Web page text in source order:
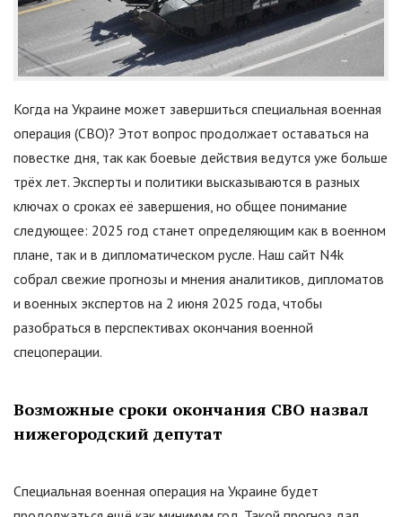
Когда на Украине может завершиться специальная военная
операция (СВО)? Этот вопрос продолжает оставаться на
повестке дня, так как боевые действия ведутся уже больше
трёх лет. Эксперты и политики высказываются в разных
ключах о сроках её завершения, но общее понимание
следующее: 2025 год станет определяющим как в военном
плане, так и в дипломатическом русле. Наш сайт N4k
собрал свежие прогнозы и мнения аналитиков, дипломатов
и военных экспертов на 2 июня 2025 года, чтобы
разобраться в перспективах окончания военной
спецоперации.
Возможные сроки окончания СВО назвал
нижегородский депутат
Специальная военная операция на Украине будет